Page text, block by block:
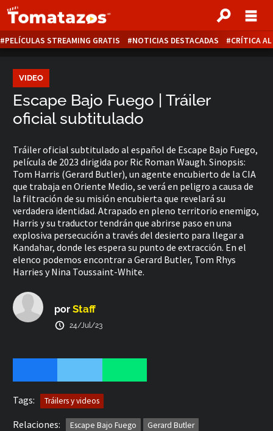
PELÍCULAS STREAMING GRATIS NOTICIAS DESTACADAS CRÍTICA
VIDEO
Escape Bajo Fuego | Tráiler
oficial subtitulado
Tráiler oficial subtitulado al español de Escape Bajo Fuego,
película de 2023 dirigida por Ric Roman Waugh. Sinopsis:
Tom Harris (Gerard Butler), un agente encubierto de la CIA
que trabaja en Oriente Medio, se verá en peligro a causa de
la filtración de su misión encubierta que revelará su
verdadera identidad. Atrapado en pleno territorio enemigo,
Harris y su traductor tendrán que abrirse paso en una
explosiva persecución a través del desierto para llegar a
Kandahar, donde les espera su punto de extracción. En el
elenco podemos encontrar a Gerard Butler, Tom Rhys
Harries y Nina Toussaint-White.
por Staff
24/Jul/23
Tags: Tráilers y videos
Relaciones: Escape Bajo Fuego
Gerard Butler